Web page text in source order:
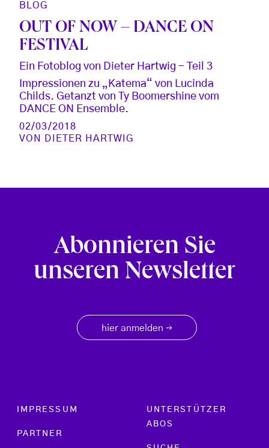
BLOG
OUT OF NOW – DANCE ON
FESTIVAL
Ein Fotoblog von Dieter Hartwig - Teil 3
Impressionen zu „Katema“ von Lucinda
Childs. Getanzt von Ty Boomershine vom
DANCE ON Ensemble.
02/03/2018
VON
DIETER HARTWIG
Abonnieren Sie
unseren Newsletter
hier anmelden →
Footer menu
IMPRESSUM
PARTNER
UNTERSTÜTZER
ABOS